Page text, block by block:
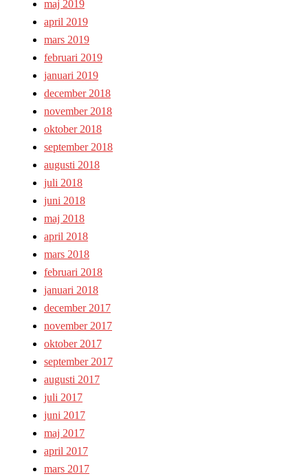
maj 2019
april 2019
mars 2019
februari 2019
januari 2019
december 2018
november 2018
oktober 2018
september 2018
augusti 2018
juli 2018
juni 2018
maj 2018
april 2018
mars 2018
februari 2018
januari 2018
december 2017
november 2017
oktober 2017
september 2017
augusti 2017
juli 2017
juni 2017
maj 2017
april 2017
mars 2017